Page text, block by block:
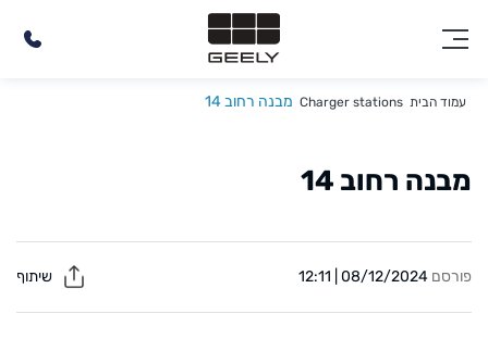
עמוד הבית Charger stations מבנה רחוב 14
מבנה רחוב 14
פורסם 08/12/2024 | 12:11